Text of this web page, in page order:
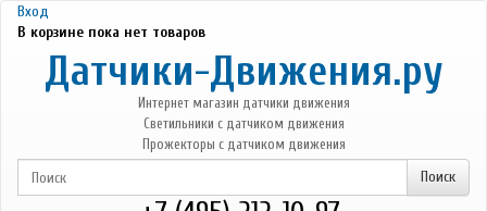
Перейти к основному содержанию
Вход
В корзине пока нет товаров
Датчики-Движения.ру
Интернет магазин датчики движения
Светильники с датчиком движения
Прожекторы с датчиком движения